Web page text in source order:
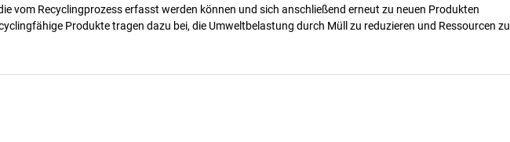
vom Recyclingprozess erfasst werden können und sich anschließend erneut zu neuen Produkten
Produkte tragen dazu bei, die Umweltbelastung durch Müll zu reduzieren und Ressourcen zu